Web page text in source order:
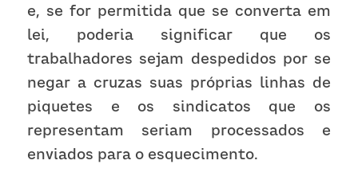
e, se for permitida que se converta em
lei, poderia significar que os
trabalhadores sejam despedidos por se
negar a cruzas suas próprias linhas de
piquetes e os sindicatos que os
representam seriam processados e
enviados para o esquecimento.